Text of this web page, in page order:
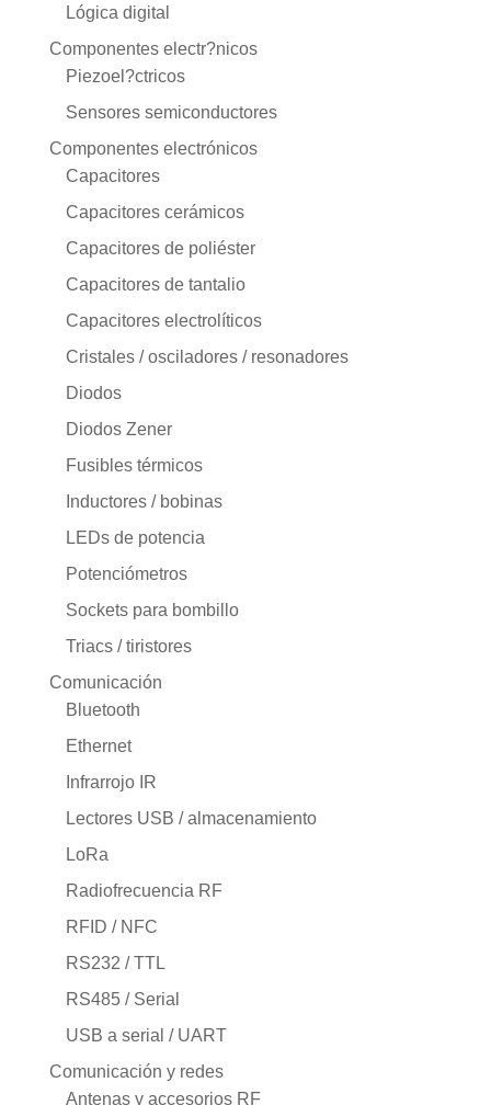
Lógica digital
Componentes electr?nicos
Piezoel?ctricos
Sensores semiconductores
Componentes electrónicos
Capacitores
Capacitores cerámicos
Capacitores de poliéster
Capacitores de tantalio
Capacitores electrolíticos
Cristales / osciladores / resonadores
Diodos
Diodos Zener
Fusibles térmicos
Inductores / bobinas
LEDs de potencia
Potenciómetros
Sockets para bombillo
Triacs / tiristores
Comunicación
Bluetooth
Ethernet
Infrarrojo IR
Lectores USB / almacenamiento
LoRa
Radiofrecuencia RF
RFID / NFC
RS232 / TTL
RS485 / Serial
USB a serial / UART
Comunicación y redes
Antenas y accesorios RF